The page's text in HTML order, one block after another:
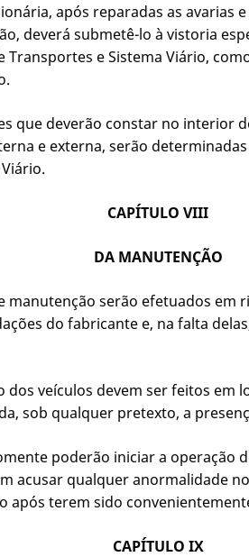
após reparadas as avarias
deverá submetê-lo à vistoria
Transportes e Sistema Viário,
que deverão constar no interior
e externa, serão
CAPÍTULO VIII
DA MANUTENÇÃO
manutenção serão efetuados em
do fabricante e, na falta
dos veículos devem ser feitos em
sob qualquer pretexto, a
poderão iniciar a operação
acusar qualquer anormalidade
após terem sido
CAPÍTULO IX